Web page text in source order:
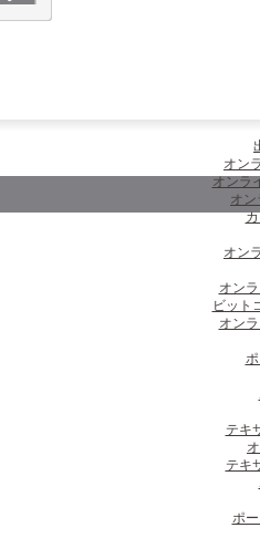
オン
オンラ
オ
オン
オン
ビット
オン
テキ
テキ
ポ